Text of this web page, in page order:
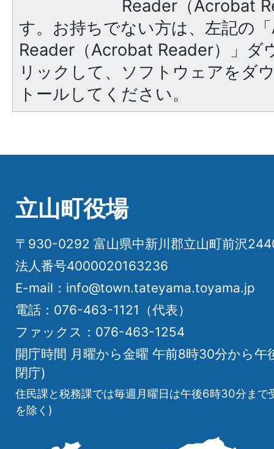
Reader（Acrobat
す。お持ちでない方は、左記の
Reader（Acrobat Reader）」ダ
リックして、ソフトウェアをダ
トールしてください。
立山町役場
〒930-0292 富山県中新川郡立山町前沢
法人番号4000020163236
E-mail：info@town.tateyama.toyama.jp
電話：076-463-1121（代表）
ファックス：076-463-1254
開庁時間 月曜から金曜 午前8時30分から午
閉庁)
住民課と税務課では毎週月曜日は午後6時30分まで
を除く)